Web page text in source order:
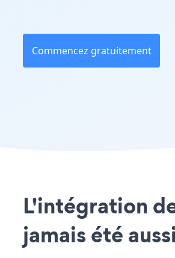
Commencez gratuitement
L'intégration
jamais été